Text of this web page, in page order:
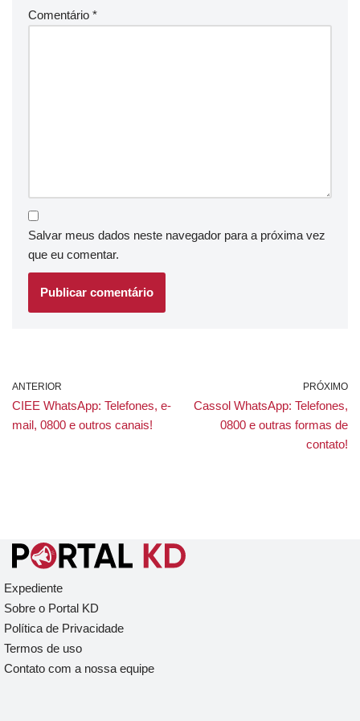
Comentário *
Salvar meus dados neste navegador para a próxima vez
que eu comentar.
ANTERIOR
CIEE WhatsApp: Telefones, e-
mail, 0800 e outros canais!
PRÓXIMO
Cassol WhatsApp: Telefones,
0800 e outras formas de
contato!
Expediente
Sobre o Portal KD
Política de Privacidade
Termos de uso
Contato com a nossa equipe